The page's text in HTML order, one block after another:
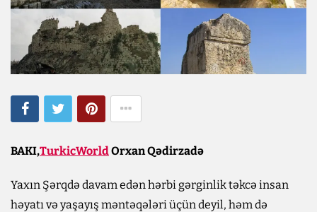
BAKI,TurkicWorldOrxan Qədirzadə
Yaxın Şərqdə davam edən hərbi gərginlik təkcə insan
həyatı və yaşayış məntəqələri üçün deyil, həm də